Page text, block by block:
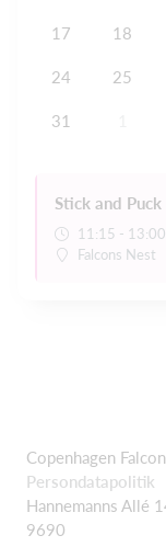
17 18
24 25
31
Stick and Puck
11:15 - 13:00
Falcons Nest
Copenhagen
Persondatapolitik
Hannemanns Allé
9690